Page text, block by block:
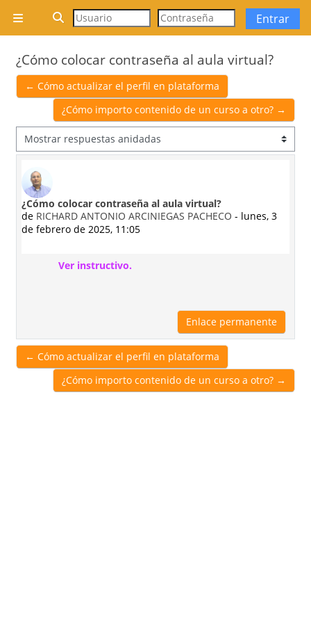
Salta al contenido principal
Panel lateral
Selector de búsqueda de entrada Entrar
¿Cómo colocar contraseña al aula virtual?
← Cómo actualizar el perfil en plataforma
¿Cómo importo contenido de un curso a otro? →
Mostrar modo
¿Cómo colocar contraseña al aula virtual?
de RICHARD ANTONIO ARCINIEGAS PACHECO - lunes, 3
de febrero de 2025, 11:05
Número de respuestas: 0
Ver instructivo.
Enlace permanente
← Cómo actualizar el perfil en plataforma
¿Cómo importo contenido de un curso a otro? →